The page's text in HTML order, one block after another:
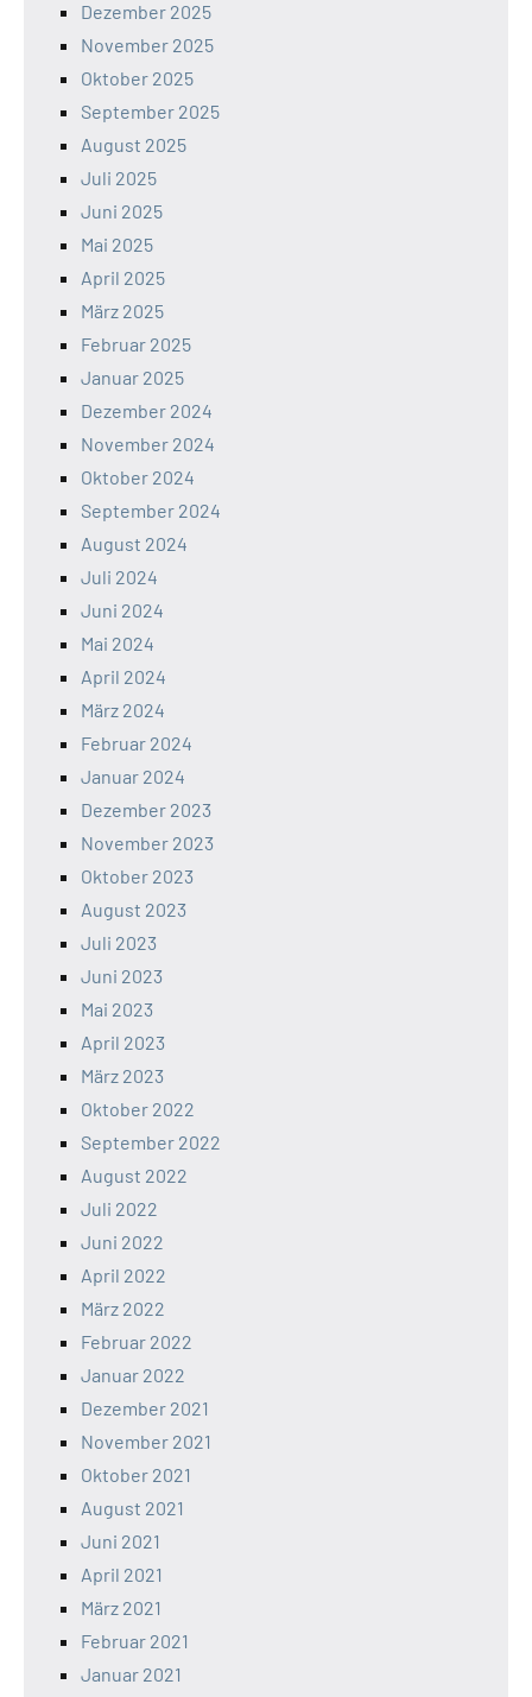
Dezember 2025
November 2025
Oktober 2025
September 2025
August 2025
Juli 2025
Juni 2025
Mai 2025
April 2025
März 2025
Februar 2025
Januar 2025
Dezember 2024
November 2024
Oktober 2024
September 2024
August 2024
Juli 2024
Juni 2024
Mai 2024
April 2024
März 2024
Februar 2024
Januar 2024
Dezember 2023
November 2023
Oktober 2023
August 2023
Juli 2023
Juni 2023
Mai 2023
April 2023
März 2023
Oktober 2022
September 2022
August 2022
Juli 2022
Juni 2022
April 2022
März 2022
Februar 2022
Januar 2022
Dezember 2021
November 2021
Oktober 2021
August 2021
Juni 2021
April 2021
März 2021
Februar 2021
Januar 2021